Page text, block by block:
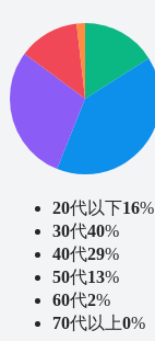
20代以下16%
30代40%
40代29%
50代13%
60代2%
70代以上0%